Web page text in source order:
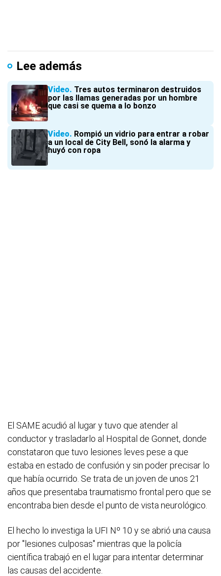
Lee además
Video Tres autos terminaron destruidos
por las llamas generadas por un hombre
que casi se quema a lo bonzo
Video Rompió un vidrio para entrar a robar
a un local de City Bell, sonó la alarma y
huyó con ropa
El SAME acudió al lugar y tuvo que atender al
conductor y trasladarlo al Hospital de Gonnet, donde
constataron que tuvo lesiones leves pese a que
estaba en estado de confusión y sin poder precisar lo
que había ocurrido. Se trata de un joven de unos 21
años que presentaba traumatismo frontal pero que se
encontraba bien desde el punto de vista neurológico.
El hecho lo investiga la UFI Nº 10 y se abrió una causa
por "lesiones culposas" mientras que la policía
científica trabajó en el lugar para intentar determinar
las causas del accidente.